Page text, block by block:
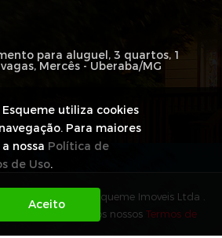
para aluguel, 3 quartos, 1
Mercês - Uberaba/MG
reservados para Esqueme Imoveis Ltda .
de Privacidade e os nossos Termos de
utiliza cookies
Para maiores
nossa Política de
de Uso.